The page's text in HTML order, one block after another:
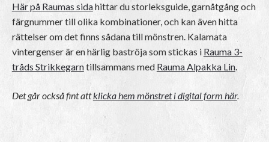
Här på Raumas sidahittar du storleksguide, garnåtgång och
färgnummer till olika kombinationer, och kan även hitta
rättelser om det finns sådana till mönstren. Kalamata
vintergenser är en härlig baströja som stickas i Rauma 3-
tråds Strikkegarntillsammans med Rauma Alpakka Lin.
Det går också fint attklicka hem mönstret i digital form här.